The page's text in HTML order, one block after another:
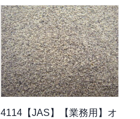
4114【JAS】【業務用】オ